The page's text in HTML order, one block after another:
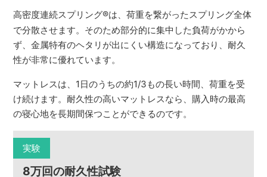
高密度連続スプリング®は、荷重を繋がったスプリング全体
で分散させます。そのため部分的に集中した負荷がかから
ず、金属特有のヘタリが出にくい構造になっており、耐久
性が非常に優れています。
マットレスは、1日のうちの約1/3もの長い時間、荷重を受
け続けます。耐久性の高いマットレスなら、購入時の最高
の寝心地を長期間保つことができるのです。
実験
8万回の耐久性試験